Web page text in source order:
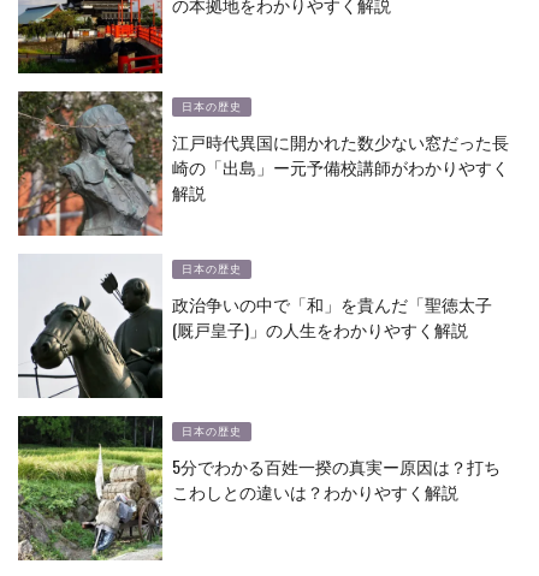
日本の歴史
江戸時代異国に開かれた数少ない窓だった長
崎の「出島」ー元予備校講師がわかりやすく
解説
日本の歴史
政治争いの中で「和」を貴んだ「聖徳太子
(厩戸皇子)」の人生をわかりやすく解説
日本の歴史
5分でわかる百姓一揆の真実ー原因は？打ち
こわしとの違いは？わかりやすく解説